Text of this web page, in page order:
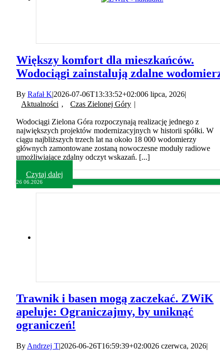
Większy komfort dla mieszkańców.
Wodociągi zainstalują zdalne
By Rafał K|2026-07-06T13:33:52+02:006 lipca, 2026|
Aktualności , Czas Zielonej Góry |
Wodociągi Zielona Góra rozpoczynają realizację jednego z
największych projektów modernizacyjnych w historii spółki. W
ciągu najbliższych trzech lat na około 18 000 wodomierzy
głównych zamontowane zostaną nowoczesne moduły radiowe
umożliwiające zdalny odczyt wskazań. [...]
Czytaj dalej
26 06.2026
Trawnik i basen mogą zaczekać. ZWiK
apeluje: Ograniczajmy, by uniknąć
ograniczeń!
By Andrzej T|2026-06-26T16:59:39+02:0026 czerwca, 2026|